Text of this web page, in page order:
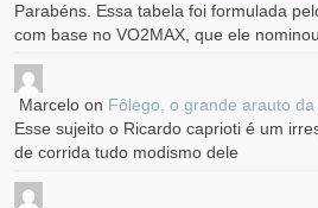
Parabéns. Essa tabela foi formulada
com base no VO2MAX, que ele
Marcelo on Fôlego, o grande arauto
Esse sujeito o Ricardo caprioti é um
de corrida tudo modismo dele